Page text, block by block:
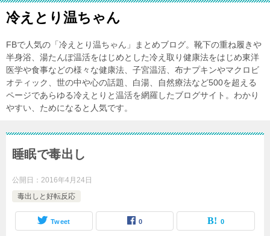
冷えとり温ちゃん
FBで人気の「冷えとり温ちゃん」まとめブログ。靴下の重ね履きや
半身浴、湯たんぽ温活をはじめとした冷え取り健康法をはじめ東洋
医学や食事などの様々な健康法、子宮温活、布ナプキンやマクロビ
オティック、世の中や心の話題、白湯、自然療法など500を超える
ページであらゆる冷えとりと温活を網羅したブログサイト。わかり
やすい、ためになると人気です。
睡眠で毒出し
公開日： 2016年4月24日
毒出しと好転反応
Tweet 0 0